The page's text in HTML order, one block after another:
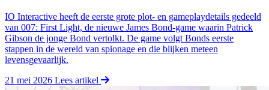
IO Interactive heeft de eerste grote plot- en gameplaydetails gedeeld
van 007: First Light, de nieuwe James Bond‑game waarin Patrick
Gibson de jonge Bond vertolkt. De game volgt Bonds eerste
stappen in de wereld van spionage en die blijken meteen
levensgevaarlijk.
21 mei 2026 Lees artikel